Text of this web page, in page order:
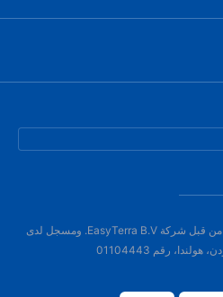
هذا الموقع الإلكتروني مملوك ومدار من قبل شركة EasyTerra B.V. ومسجل لدى
رقم 01104443